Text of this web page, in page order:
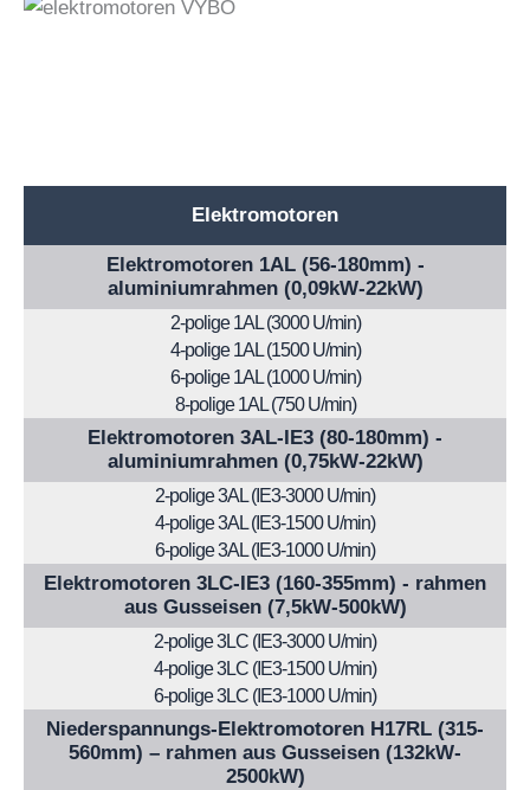
Elektromotoren
Elektromotoren 1AL (56-180mm) -
aluminiumrahmen (0,09kW-22kW)
2-polige 1AL (3000 U/min)
4-polige 1AL (1500 U/min)
6-polige 1AL (1000 U/min)
8-polige 1AL (750 U/min)
Elektromotoren 3AL-IE3 (80-180mm) -
aluminiumrahmen (0,75kW-22kW)
2-polige 3AL (IE3-3000 U/min)
4-polige 3AL (IE3-1500 U/min)
6-polige 3AL (IE3-1000 U/min)
Elektromotoren 3LC-IE3 (160-355mm) - rahmen
aus Gusseisen (7,5kW-500kW)
2-polige 3LC (IE3-3000 U/min)
4-polige 3LC (IE3-1500 U/min)
6-polige 3LC (IE3-1000 U/min)
Niederspannungs-Elektromotoren H17RL (315-
560mm) – rahmen aus Gusseisen (132kW-
2500kW)